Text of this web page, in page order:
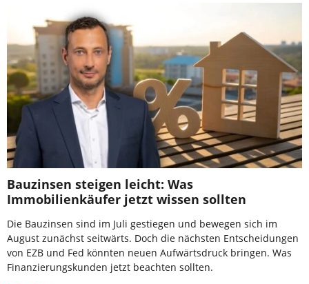
Bauzinsen steigen leicht: Was
Immobilienkäufer jetzt wissen sollten
Die Bauzinsen sind im Juli gestiegen und bewegen sich im
August zunächst seitwärts. Doch die nächsten Entscheidungen
von EZB und Fed könnten neuen Aufwärtsdruck bringen. Was
Finanzierungskunden jetzt beachten sollten.